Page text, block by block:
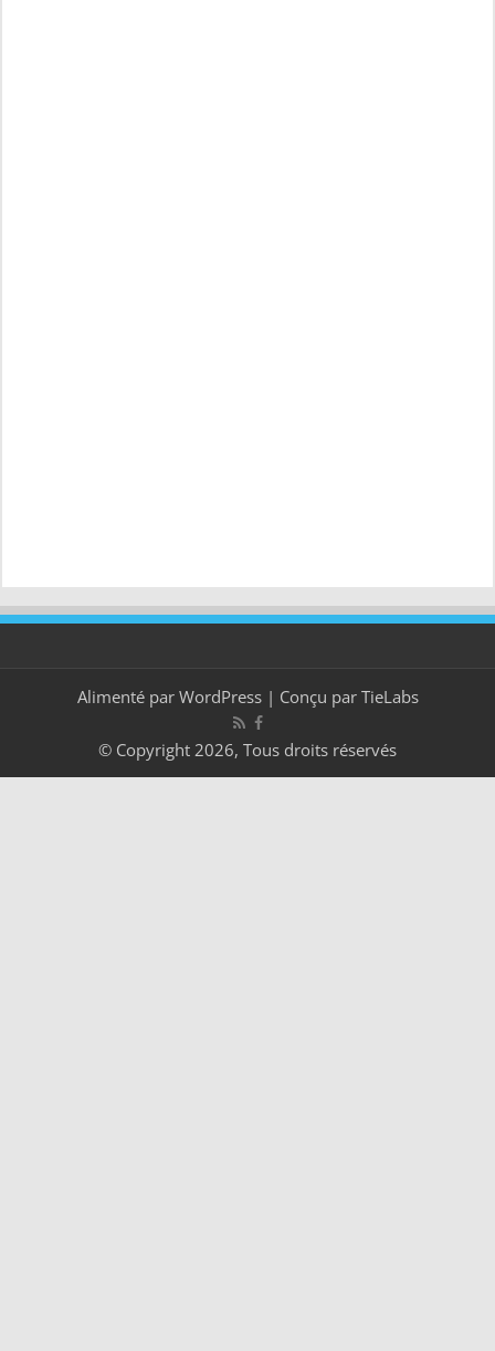
Alimenté par WordPress| Conçu par TieLabs
© Copyright 2026, Tous droits réservés